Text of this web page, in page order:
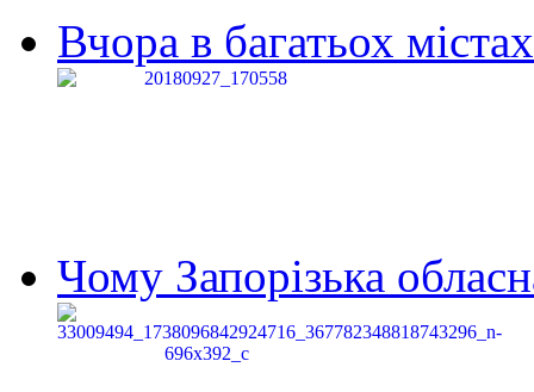
Вчора в багатьох
Чому Запорізька